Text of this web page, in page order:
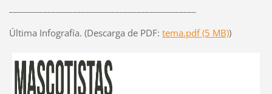
Última Infografía. (Descarga de PDF: tema.pdf (5 MB))